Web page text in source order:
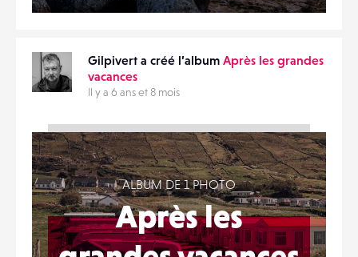
Gilpivert a créé l’album Après les grandes
vacances
Il y a 6 ans et 8 mois
ALBUM DE 1 PHOTO
Après les